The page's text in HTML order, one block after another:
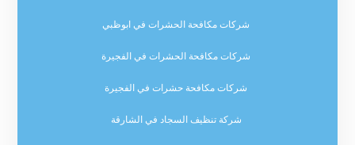
شركات مكافحة الحشرات في ابوظبي
شركات مكافحة الحشرات في الفجيرة
شركات مكافحة حشرات في الفجيرة
شركة تنظيف السجاد في الشارقة